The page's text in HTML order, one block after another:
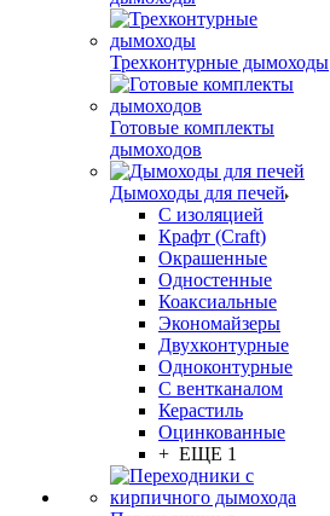
Трехконтурные дымоходы
Готовые комплекты
дымоходов
Дымоходы для печей
С изоляцией
Крафт (Craft)
Окрашенные
Одностенные
Коаксиальные
Экономайзеры
Двухконтурные
Одноконтурные
С вентканалом
Керастиль
Оцинкованные
+ ЕЩЕ 1